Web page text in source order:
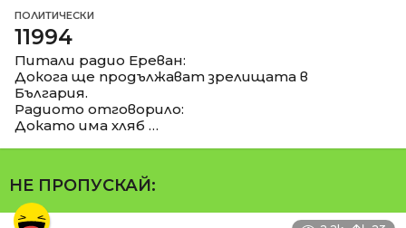
ПОЛИТИЧЕСКИ
11994
Питали радио Ереван:
Докога ще продължават зрелищата в
България.
Радиото отговорило:
Докато има хляб …
НЕ ПРОПУСКАЙ: